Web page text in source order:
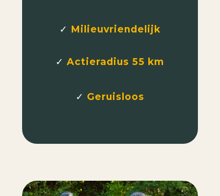
✓ Milieuvriendelijk
✓Actieradius 55 km
✓ Geruisloos